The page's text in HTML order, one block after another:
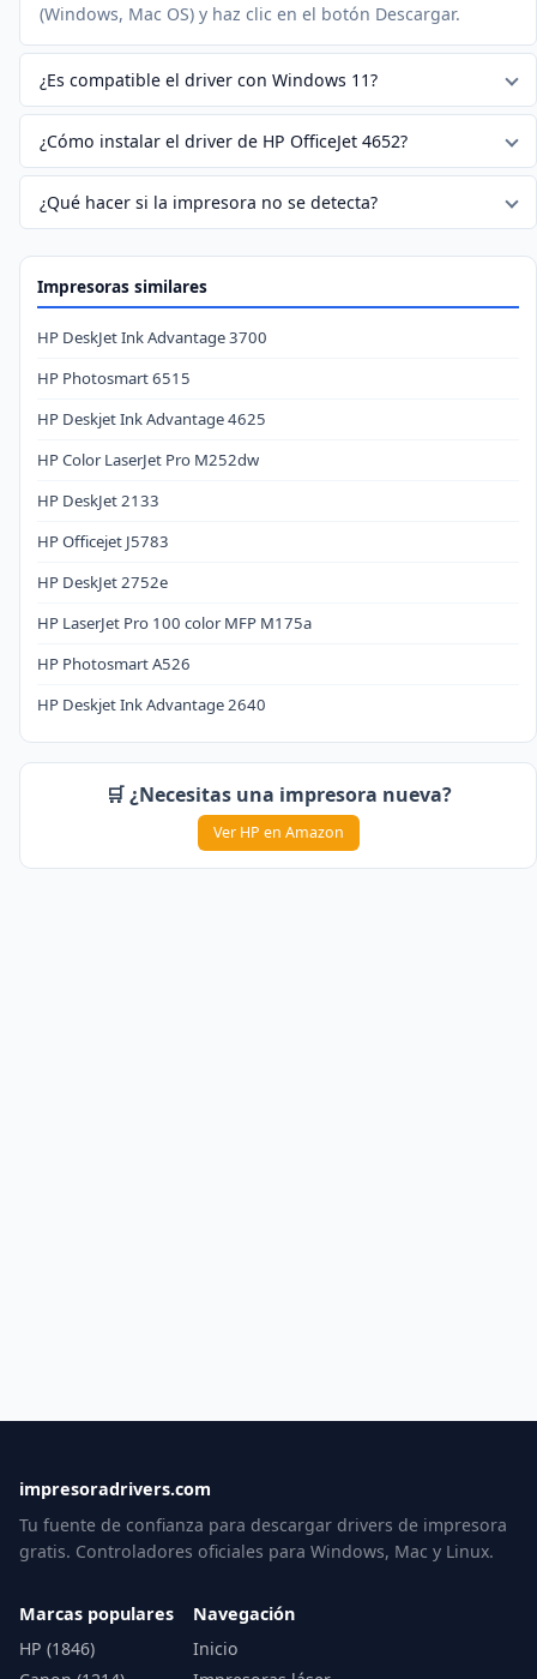
(Windows, Mac OS) y haz clic en el botón Descargar.
¿Es compatible el driver con Windows 11?
¿Cómo instalar el driver de HP OfficeJet 4652?
¿Qué hacer si la impresora no se detecta?
Impresoras similares
HP DeskJet Ink Advantage 3700
HP Photosmart 6515
HP Deskjet Ink Advantage 4625
HP Color LaserJet Pro M252dw
HP DeskJet 2133
HP Officejet J5783
HP DeskJet 2752e
HP LaserJet Pro 100 color MFP M175a
HP Photosmart A526
HP Deskjet Ink Advantage 2640
🛒 ¿Necesitas una impresora nueva?
Ver HP en Amazon
impresoradrivers.com
Tu fuente de confianza para descargar drivers de impresora
gratis. Controladores oficiales para Windows, Mac y Linux.
Marcas populares
HP (1846)
Navegación
Inicio